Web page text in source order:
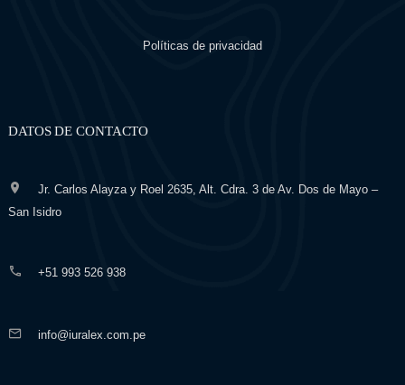
Políticas de privacidad
DATOS DE CONTACTO
Jr. Carlos Alayza y Roel 2635, Alt. Cdra. 3 de Av. Dos de Mayo –
San Isidro
+51 993 526 938
info@iuralex.com.pe